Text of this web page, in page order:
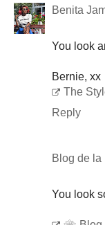
Benita
You look
Bernie, xx
The
Reply
Blog de la
You look